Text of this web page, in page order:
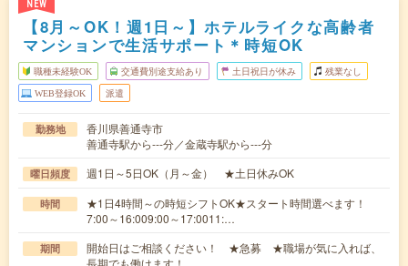
NEW
【8月～OK！週1日～】ホテルライクな高齢者
マンションで生活サポート＊時短OK
職種未経験OK 交通費別途支給あり 土日祝日が休み 残業なし
WEB登録OK 派遣
勤務地
香川県善通寺市
善通寺駅から---分／金蔵寺駅から---分
曜日頻度 週1日～5日OK（月～金） ★土日休みOK
時間
★1日4時間～の時短シフトOK★スタート時間選べます！
7:00～16:009:00～17:0011:…
期間
開始日はご相談ください！ ★急募 ★職場が気に入れば、
長期でも働けます！